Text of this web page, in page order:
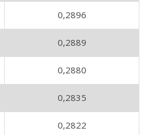
0,2896
0,2889
0,2880
0,2835
0,2822